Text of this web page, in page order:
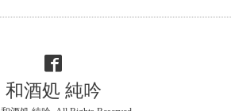
和酒処 純吟